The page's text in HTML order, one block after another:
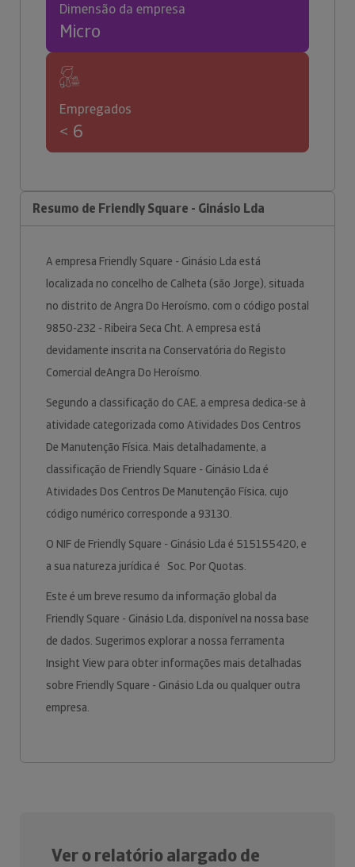
Dimensão da empresa
Micro
Empregados
< 6
Resumo de Friendly Square - Ginásio Lda
A empresa Friendly Square - Ginásio Lda está
localizada no concelho de Calheta (são Jorge), situada
no distrito de Angra Do Heroísmo, com o código postal
9850-232 - Ribeira Seca Cht. A empresa está
devidamente inscrita na Conservatória do Registo
Comercial deAngra Do Heroísmo.
Segundo a classificação do CAE, a empresa dedica-se à
atividade categorizada como Atividades Dos Centros
De Manutenção Física. Mais detalhadamente, a
classificação de Friendly Square - Ginásio Lda é
Atividades Dos Centros De Manutenção Física, cujo
código numérico corresponde a 93130.
O NIF de Friendly Square - Ginásio Lda é 515155420, e
a sua natureza jurídica é Soc. Por Quotas.
Este é um breve resumo da informação global da
Friendly Square - Ginásio Lda, disponível na nossa base
de dados. Sugerimos explorar a nossa ferramenta
Insight View para obter informações mais detalhadas
sobre Friendly Square - Ginásio Lda ou qualquer outra
empresa.
Ver o relatório alargado de